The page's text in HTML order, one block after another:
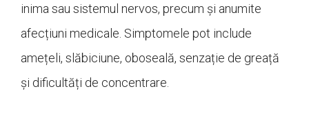
inima sau sistemul nervos, precum și anumite
afecțiuni medicale. Simptomele pot include
amețeli, slăbiciune, oboseală, senzație de greață
și dificultăți de concentrare.